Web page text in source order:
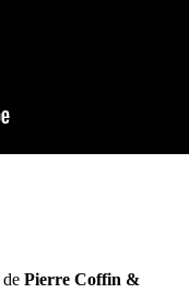
de Pierre Coffin &